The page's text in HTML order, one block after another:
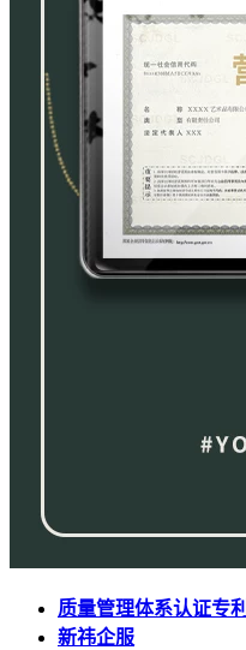
质量管理体系认证专利
新祎企服